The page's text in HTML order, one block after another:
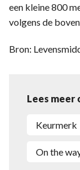
een kleine 800
volgens de
Bron:
Lees meer
keurmerk
On the